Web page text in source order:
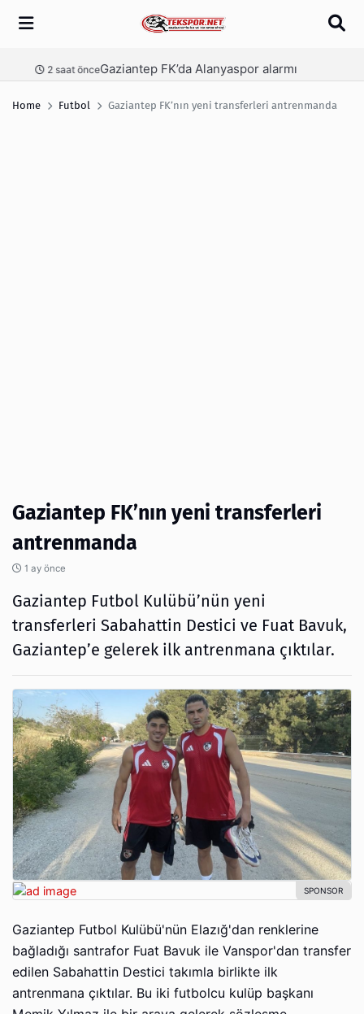
Arama
Gaziantep FK’da Alanyaspor alarmı
Home Futbol Gaziantep FK’nın yeni transferleri antrenmanda
Gaziantep FK’nın yeni transferleri
antrenmanda
1 ay önce
Gaziantep Futbol Kulübü’nün yeni
transferleri Sabahattin Destici ve Fuat Bavuk,
Gaziantep’e gelerek ilk antrenmana çıktılar.
Gaziantep Futbol Kulübü'nün Elazığ'dan renklerine
bağladığı santrafor Fuat Bavuk ile Vanspor'dan transfer
edilen Sabahattin Destici takımla birlikte ilk
antrenmana çıktılar. Bu iki futbolcu kulüp başkanı